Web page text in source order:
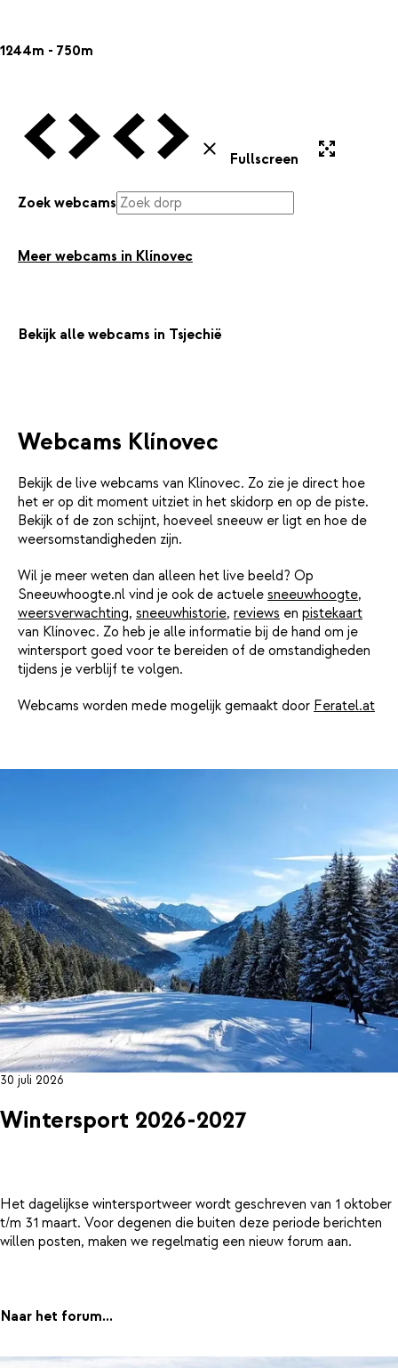
1244m - 750m
Vorige Webcam
Volgende Webcam
Vorige Webcam
Volgende Webcam
Sluiten
Fullscreen
Zoek webcams
Meer webcams in Klínovec
Bekijk alle webcams in Tsjechië
Webcams Klínovec
Bekijk de live webcams van Klínovec. Zo zie je direct hoe
het er op dit moment uitziet in het skidorp en op de piste.
Bekijk of de zon schijnt, hoeveel sneeuw er ligt en hoe de
weersomstandigheden zijn.
Wil je meer weten dan alleen het live beeld? Op
Sneeuwhoogte.nl vind je ook de actuele sneeuwhoogte,
weersverwachting, sneeuwhistorie, reviews en pistekaart
van Klínovec. Zo heb je alle informatie bij de hand om je
wintersport goed voor te bereiden of de omstandigheden
tijdens je verblijf te volgen.
Webcams worden mede mogelijk gemaakt door Feratel.at
30 juli 2026
Wintersport 2026-2027
Het dagelijkse wintersportweer wordt geschreven van 1 oktober
t/m 31 maart. Voor degenen die buiten deze periode berichten
willen posten, maken we regelmatig een nieuw forum aan.
Naar het forum...